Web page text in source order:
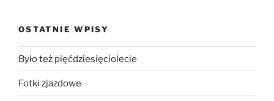
OSTATNIE WPISY
Było też pięćdziesięciolecie
Fotki zjazdowe